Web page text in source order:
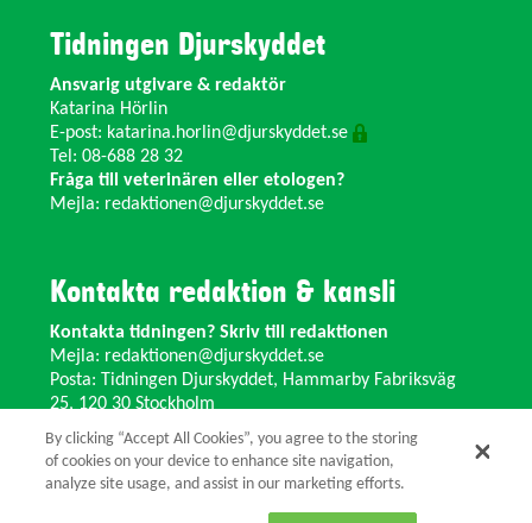
Tidningen Djurskyddet
Ansvarig utgivare & redaktör
Katarina Hörlin
E-post: katarina.horlin@djurskyddet.se
Tel: 08-688 28 32
Fråga till veterinären eller etologen?
Mejla: redaktionen@djurskyddet.se
Kontakta redaktion & kansli
Kontakta tidningen? Skriv till redaktionen
Mejla: redaktionen@djurskyddet.se
Posta: Tidningen Djurskyddet, Hammarby Fabriksväg
25, 120 30 Stockholm
Ändra adress? Kontakta kansliet
Växel: 08-673 35 11 E-post:
info@djurskyddet.se
© 2026 Tidningen Djurskyddet.
By clicking “Accept All Cookies”, you agree to the storing
of cookies on your device to enhance site navigation,
analyze site usage, and assist in our marketing efforts.